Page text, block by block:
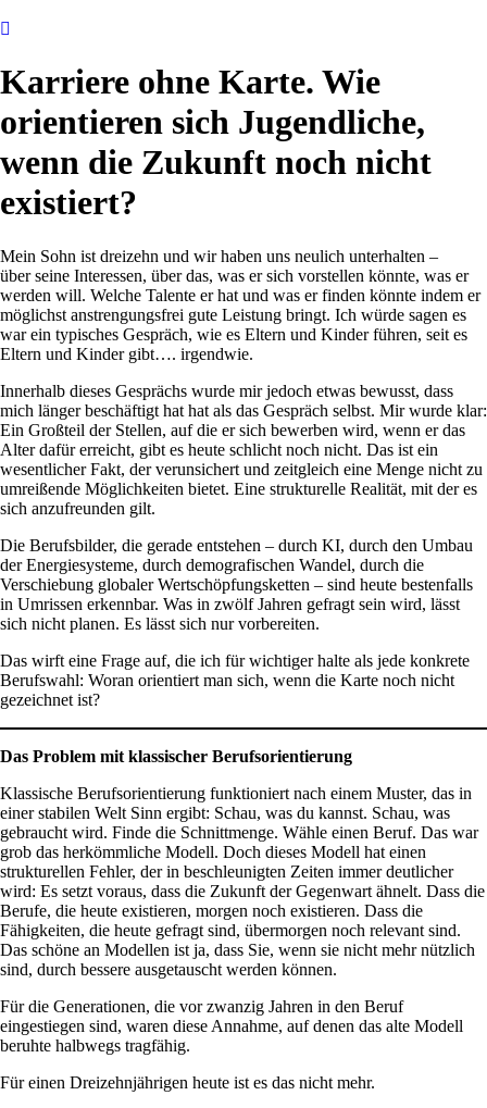
Karriere ohne Karte. Wie
orientieren sich Jugendliche,
wenn die Zukunft noch nicht
existiert?
Mein Sohn ist dreizehn und wir haben uns neulich unterhalten –
über seine Interessen, über das, was er sich vorstellen könnte, was er
werden will. Welche Talente er hat und was er finden könnte indem er
möglichst anstrengungsfrei gute Leistung bringt. Ich würde sagen es
war ein typisches Gespräch, wie es Eltern und Kinder führen, seit es
Eltern und Kinder gibt…. irgendwie.
Innerhalb dieses Gesprächs wurde mir jedoch etwas bewusst, dass
mich länger beschäftigt hat hat als das Gespräch selbst. Mir wurde klar:
Ein Großteil der Stellen, auf die er sich bewerben wird, wenn er das
Alter dafür erreicht, gibt es heute schlicht noch nicht. Das ist ein
wesentlicher Fakt, der verunsichert und zeitgleich eine Menge nicht zu
umreißende Möglichkeiten bietet. Eine strukturelle Realität, mit der es
sich anzufreunden gilt.
Die Berufsbilder, die gerade entstehen – durch KI, durch den Umbau
der Energiesysteme, durch demografischen Wandel, durch die
Verschiebung globaler Wertschöpfungsketten – sind heute bestenfalls
in Umrissen erkennbar. Was in zwölf Jahren gefragt sein wird, lässt
sich nicht planen. Es lässt sich nur vorbereiten.
Das wirft eine Frage auf, die ich für wichtiger halte als jede konkrete
Berufswahl: Woran orientiert man sich, wenn die Karte noch nicht
gezeichnet ist?
Das Problem mit klassischer Berufsorientierung
Klassische Berufsorientierung funktioniert nach einem Muster, das in
einer stabilen Welt Sinn ergibt: Schau, was du kannst. Schau, was
gebraucht wird. Finde die Schnittmenge. Wähle einen Beruf. Das war
grob das herkömmliche Modell. Doch dieses Modell hat einen
strukturellen Fehler, der in beschleunigten Zeiten immer deutlicher
wird: Es setzt voraus, dass die Zukunft der Gegenwart ähnelt. Dass die
Berufe, die heute existieren, morgen noch existieren. Dass die
Fähigkeiten, die heute gefragt sind, übermorgen noch relevant sind.
Das schöne an Modellen ist ja, dass Sie, wenn sie nicht mehr nützlich
sind, durch bessere ausgetauscht werden können.
Für die Generationen, die vor zwanzig Jahren in den Beruf
eingestiegen sind, waren diese Annahme, auf denen das alte Modell
beruhte halbwegs tragfähig.
Für einen Dreizehnjährigen heute ist es das nicht mehr.